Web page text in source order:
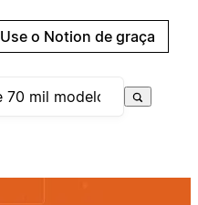
Use o Notion de graça